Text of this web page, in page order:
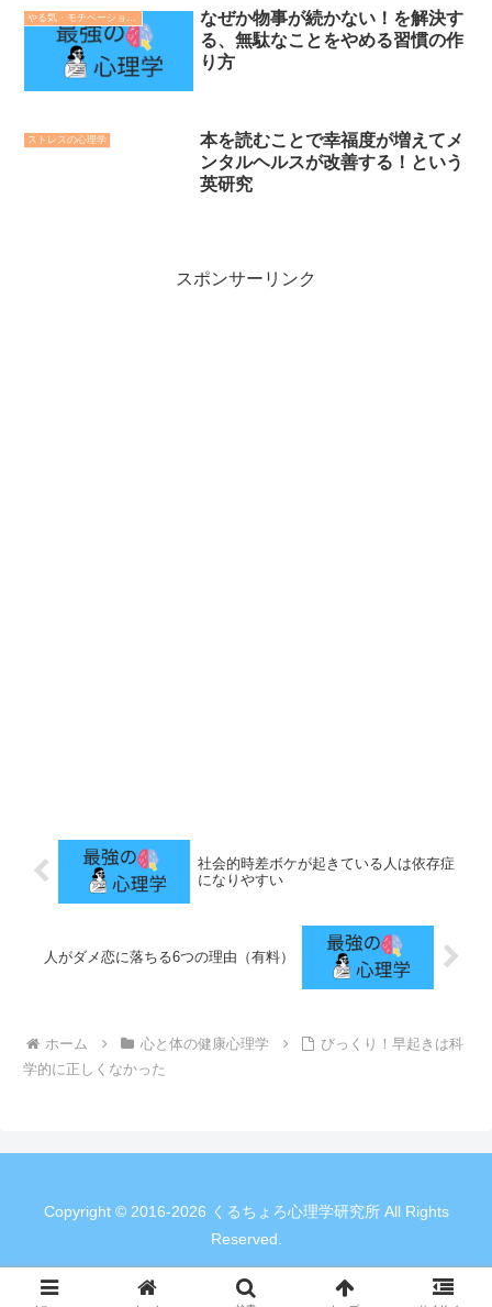
なぜか物事が続かない！を解決す
る、無駄なことをやめる習慣の作
り方
ストレスの心理学
本を読むことで幸福度が増えてメ
ンタルヘルスが改善する！という
英研究
スポンサーリンク
社会的時差ボケが起きている人は依存症
になりやすい
人がダメ恋に落ちる6つの理由（有料）
ホーム 心と体の健康心理学
びっくり！早起きは科
学的に正しくなかった
Copyright © 2016-2026 くるちょろ心理学研究所 All Rights
Reserved.